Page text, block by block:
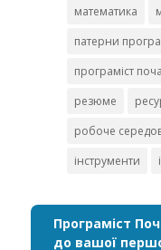
математика
патерни
програміст
резюме
робоче
інструменти
Програміст
до вашої